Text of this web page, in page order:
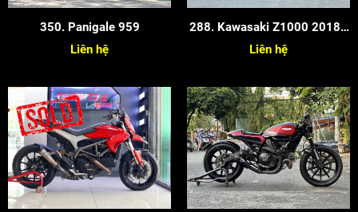
350. Panigale 959
Liên hệ
288. Kawasaki Z1000 2018 -
Màu Xám Xanh
Liên hệ